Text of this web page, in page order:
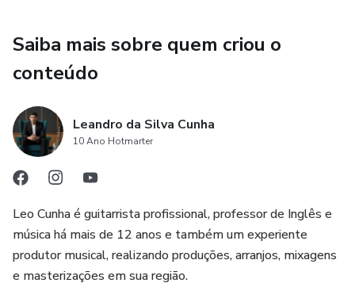
Saiba mais sobre quem criou o
conteúdo
Leandro da Silva Cunha
10 Ano Hotmarter
Leo Cunha é guitarrista profissional, professor de Inglês e
música há mais de 12 anos e também um experiente
produtor musical, realizando produções, arranjos, mixagens
e masterizações em sua região.